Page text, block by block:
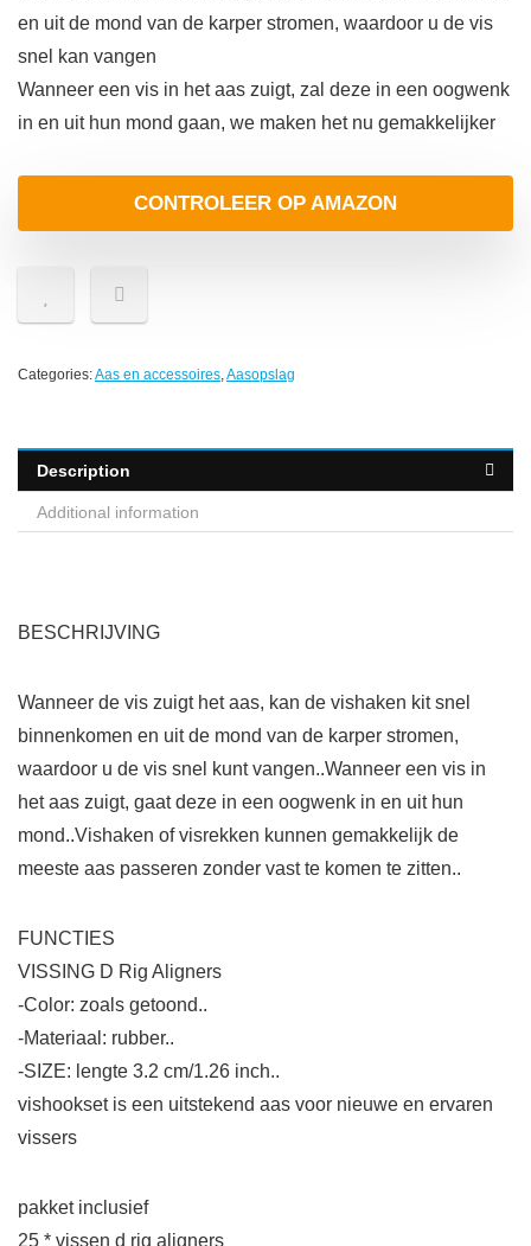
en uit de mond van de karper stromen, waardoor u de vis
snel kan vangen
Wanneer een vis in het aas zuigt, zal deze in een oogwenk
in en uit hun mond gaan, we maken het nu gemakkelijker
CONTROLEER OP AMAZON
Categories:Aas en accessoires,Aasopslag
Description
Additional information
BESCHRIJVING
Wanneer de vis zuigt het aas, kan de vishaken kit snel
binnenkomen en uit de mond van de karper stromen,
waardoor u de vis snel kunt vangen..Wanneer een vis in
het aas zuigt, gaat deze in een oogwenk in en uit hun
mond..Vishaken of visrekken kunnen gemakkelijk de
meeste aas passeren zonder vast te komen te zitten..
FUNCTIES
VISSING D Rig Aligners
-Color: zoals getoond..
-Materiaal: rubber..
-SIZE: lengte 3.2 cm/1.26 inch..
vishookset is een uitstekend aas voor nieuwe en ervaren
vissers
pakket inclusief
25 * vissen d rig aligners